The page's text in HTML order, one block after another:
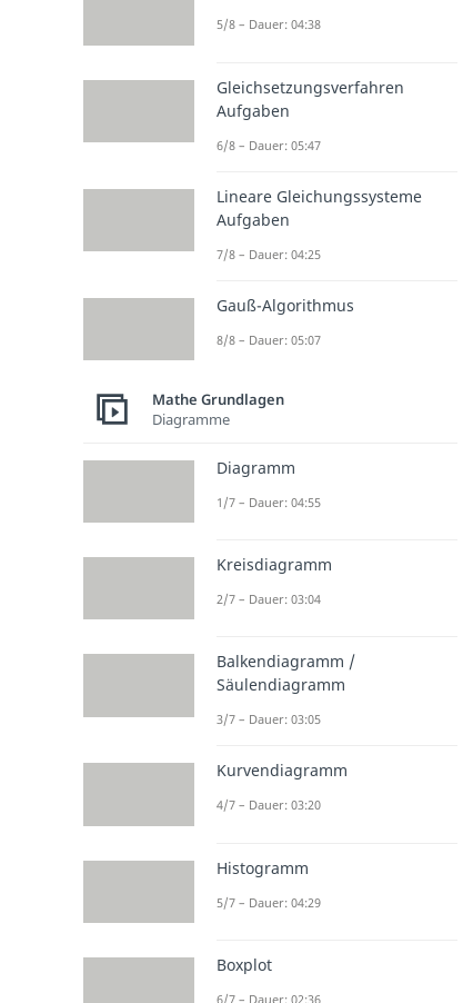
5/8 – Dauer: 04:38
Gleichsetzungsverfahren
Aufgaben
6/8 – Dauer: 05:47
Lineare Gleichungssysteme
Aufgaben
7/8 – Dauer: 04:25
Gauß-Algorithmus
8/8 – Dauer: 05:07
Mathe Grundlagen
Diagramme
Diagramm
1/7 – Dauer: 04:55
Kreisdiagramm
2/7 – Dauer: 03:04
Balkendiagramm /
Säulendiagramm
3/7 – Dauer: 03:05
Kurvendiagramm
4/7 – Dauer: 03:20
Histogramm
5/7 – Dauer: 04:29
Boxplot
6/7 – Dauer: 02:36